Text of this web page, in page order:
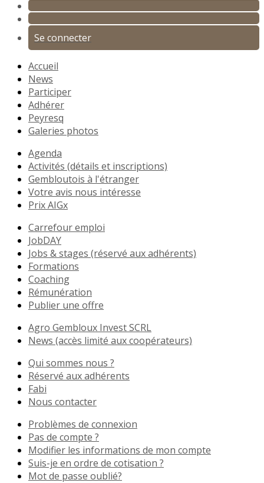
Se connecter
Accueil
News
Participer
Adhérer
Peyresq
Galeries photos
Agenda
Activités (détails et inscriptions)
Gembloutois à l'étranger
Votre avis nous intéresse
Prix AIGx
Carrefour emploi
JobDAY
Jobs & stages (réservé aux adhérents)
Formations
Coaching
Rémunération
Publier une offre
Agro Gembloux Invest SCRL
News (accès limité aux coopérateurs)
Qui sommes nous ?
Réservé aux adhérents
Fabi
Nous contacter
Problèmes de connexion
Pas de compte ?
Modifier les informations de mon compte
Suis-je en ordre de cotisation ?
Mot de passe oublié?